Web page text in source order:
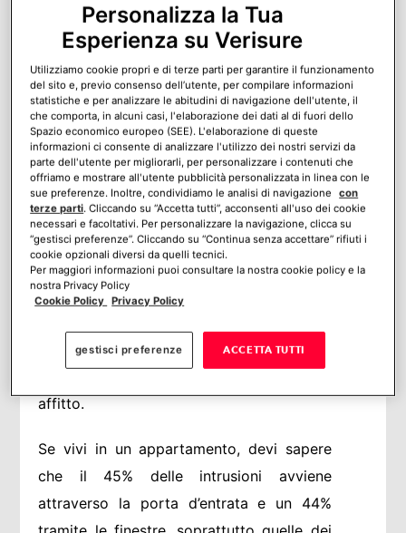
O VILLETTA
COME ENTRANO I LADRI IN CASA: LE
TECNICHE PIÙ COMUNI
COME PROTEGGERE IL BALCONE DAI
LADRI
FURTI IN CASA DI NOTTE
DETERRENTI PER FURTI IN CASA
Mi piace:
COME ENTRANO I LADRI NEI
NOSTRI APPARTAMENTI
Gli appartamenti sono la tipologia di
abitazione preferita dai ladri: il 61% dei
appartamenti e in 8 casi su 10 in case di
affitto.
Se vivi in un appartamento, devi sapere
che il 45% delle intrusioni avviene
attraverso la porta d’entrata e un 44%
Personalizza la Tua
Esperienza su Verisure
Utilizziamo cookie propri e di terze parti per garantire il funzionamento
del sito e, previo consenso dell’utente, per compilare informazioni
statistiche e per analizzare le abitudini di navigazione dell'utente, il
che comporta, in alcuni casi, l'elaborazione dei dati al di fuori dello
Spazio economico europeo (SEE). L'elaborazione di queste
informazioni ci consente di analizzare l'utilizzo dei nostri servizi da
parte dell'utente per migliorarli, per personalizzare i contenuti che
offriamo e mostrare all'utente pubblicità personalizzata in linea con le
sue preferenze. Inoltre, condividiamo le analisi di navigazione
con
terze parti. Cliccando su “Accetta tutti”, acconsenti all'uso dei cookie
necessari e facoltativi. Per personalizzare la navigazione, clicca su
“gestisci preferenze”. Cliccando su “Continua senza accettare” rifiuti i
cookie opzionali diversi da quelli tecnici.
Per maggiori informazioni puoi consultare la nostra cookie policy e la
nostra Privacy Policy
Cookie Policy Privacy Policy
gestisci preferenze ACCETTA TUTTI